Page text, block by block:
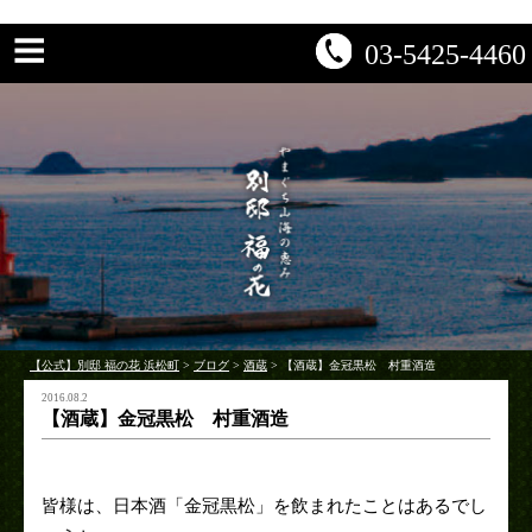
03-5425-4460
【公式】別邸 福の花 浜松町 > ブログ > 酒蔵 > 【酒蔵】金冠黒松 村重酒造
2016.08.2
【酒蔵】金冠黒松 村重酒造
皆様は、日本酒「金冠黒松」を飲まれたことはあるでし